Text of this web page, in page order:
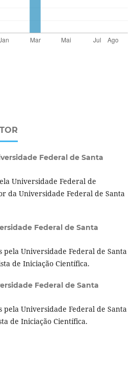
Federal de Santa
Universidade Federal de
da Universidade Federal de Santa
Federal de Santa
pela Universidade Federal de Santa
de Iniciação Científica.
Federal de Santa
pela Universidade Federal de Santa
de Iniciação Científica.